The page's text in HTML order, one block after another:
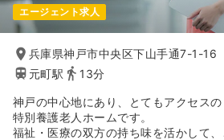
エージェント求人
兵庫県神戸市中央区下山手通7-1-16
元町駅
13分
神戸の中心地にあり、とてもアクセス
特別養護老人ホームです。
福祉・医療の双方の持ち味を活かして